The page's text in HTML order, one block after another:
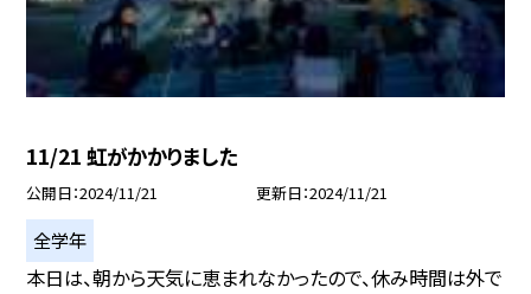
11/21 虹がかかりました
公開日 2024/11/21 更新日 2024/11/21
全学年
本日は、朝から天気に恵まれなかったので、休み時間は外で